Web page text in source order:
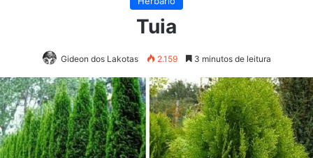
Tuia
Gideon dos Lakotas 2.159 3 minutos de leitura